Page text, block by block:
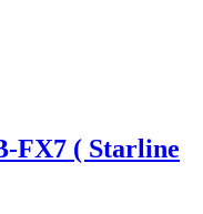
FX7 ( Starline